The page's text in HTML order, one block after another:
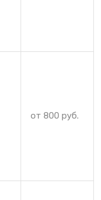
от 800 руб.